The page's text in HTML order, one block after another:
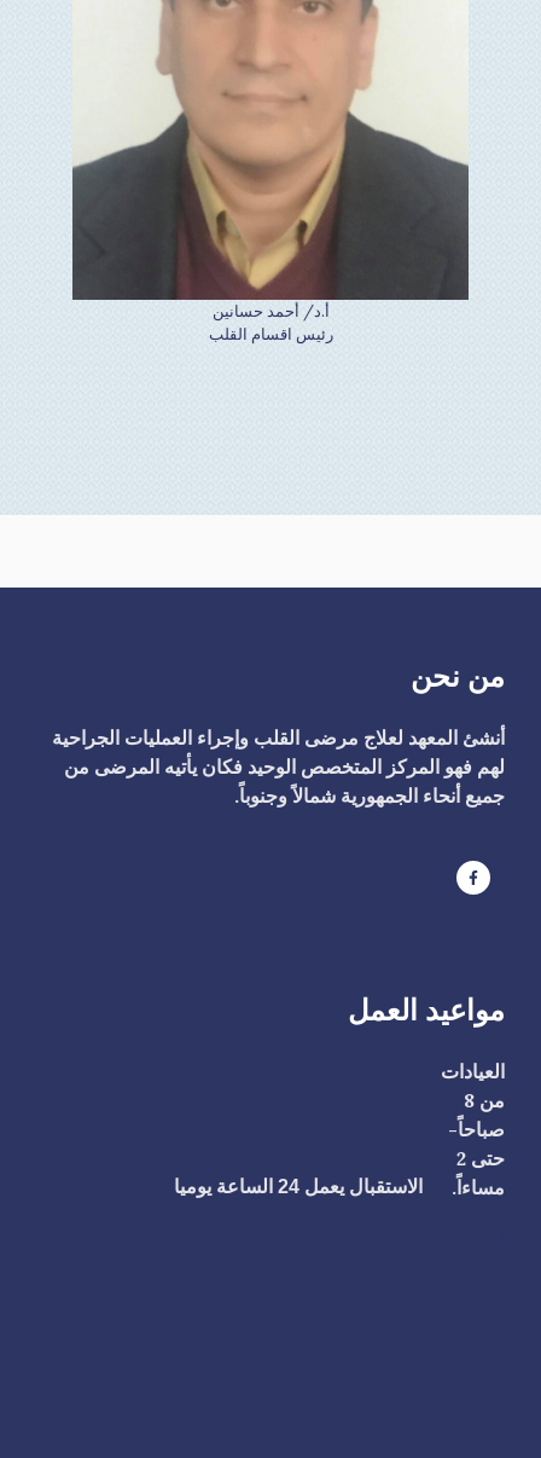
أ.د/ أحمد حسانين
رئيس اقسام القلب
من نحن
أنشئ المعهد لعلاج مرضى القلب وإجراء العمليات الجراحية
لهم فهو المركز المتخصص الوحيد فكان يأتيه المرضى من
جميع أنحاء الجمهورية شمالاً وجنوباً.
مواعيد العمل
العيادات
من 8
صباحاً-
حتى 2
مساءاً.
الاستقبال يعمل 24 الساعة يوميا